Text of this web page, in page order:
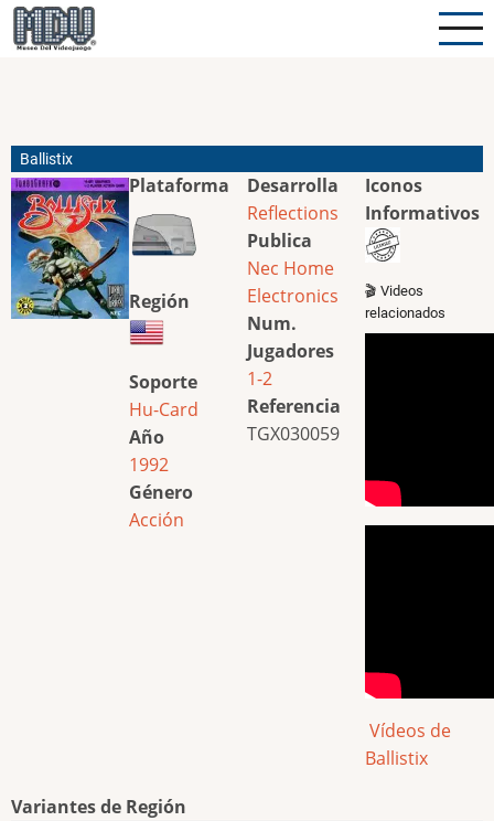
Pasar
al
Ballistix
Plataforma
Región
Soporte
Hu-Card
Año
1992
Género
Acción
Desarrolla
Reflections
Publica
Nec Home
Electronics
Num.
Jugadores
1-2
Referencia
TGX030059
Iconos
Informativos
🎬 Videos
relacionados
Vídeos de
Ballistix
Variantes de Región